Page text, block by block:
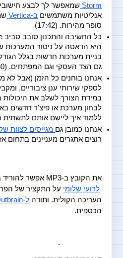
Storm
אנליטיות משתמשים ב-Vertica
סופר מהירות. (17:42)
גם הצד העסקי וגם המפתחים. (23:30)
ללמוד איך ליישם אותם לתשתית
אנחנו כמובן גם מגייסים לצוות
רוצים אתגרים מעניינים בתחום
את הקובץ ב-MP3 אפשר להוריד בקליק ימני
לרועי שלומי
העריכה הקולית. ותודה ל-Outbrain
הכספית.